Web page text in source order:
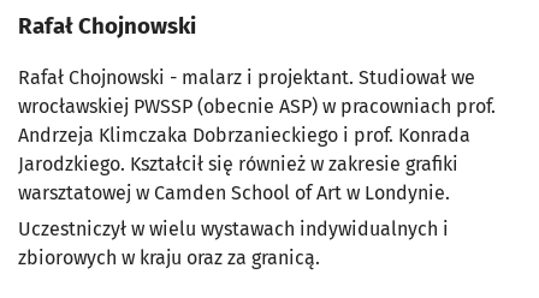
Rafał Chojnowski
Rafał Chojnowski - malarz i projektant. Studiował we
wrocławskiej PWSSP (obecnie ASP) w pracowniach prof.
Andrzeja Klimczaka Dobrzanieckiego i prof. Konrada
Jarodzkiego. Kształcił się również w zakresie grafiki
warsztatowej w Camden School of Art w Londynie.
Uczestniczył w wielu wystawach indywidualnych i
zbiorowych w kraju oraz za granicą.